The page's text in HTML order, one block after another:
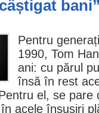
Pentru
1990, Tom
ani: cu părul
însă în rest
el, se
acele însușiri